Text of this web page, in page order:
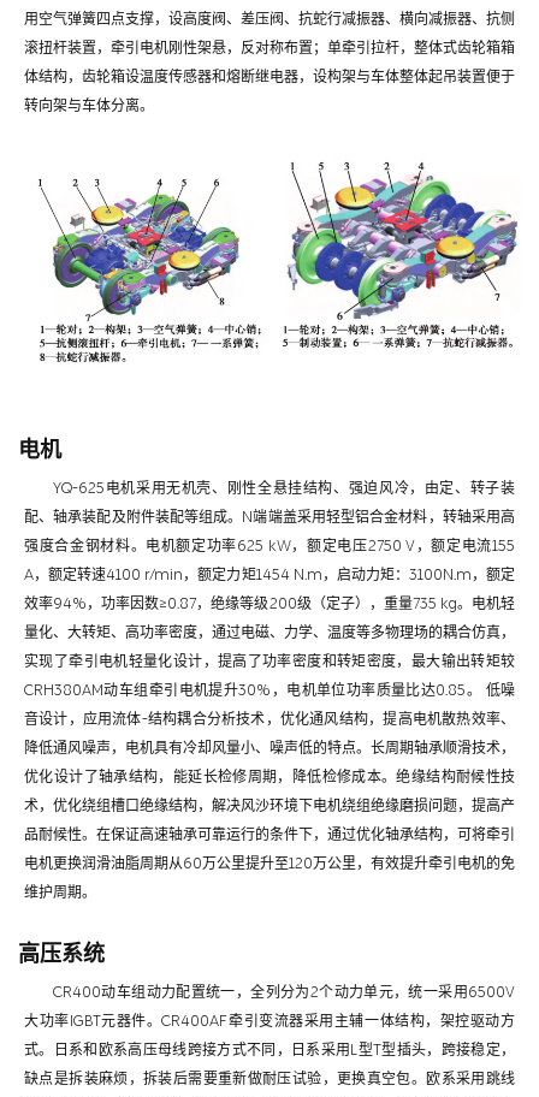
用空气弹簧四点支撑，设高度阀、差压阀、抗蛇行减振器、横向减振器、抗侧
滚扭杆装置，牵引电机刚性架悬，反对称布置；单牵引拉杆，整体式齿轮箱箱
体结构，齿轮箱设温度传感器和熔断继电器，设构架与车体整体起吊装置便于
转向架与车体分离。
电机
YQ-625电机采用无机壳、刚性全悬挂结构、强迫风冷，由定、转子装
配、轴承装配及附件装配等组成。N端端盖采用轻型铝合金材料，转轴采用高
强度合金钢材料。电机额定功率625 kW，额定电压2750 V，额定电流155
A，额定转速4100 r/min，额定力矩1454 N.m，启动力矩：3100N.m，额定
效率94%，功率因数≥0.87，绝缘等级200级（定子），重量735 kg。电机轻
量化、大转矩、高功率密度，通过电磁、力学、温度等多物理场的耦合仿真，
实现了牵引电机轻量化设计，提高了功率密度和转矩密度，最大输出转矩较
CRH380AM动车组牵引电机提升30%，电机单位功率质量比达0.85。 低噪
音设计，应用流体-结构耦合分析技术，优化通风结构，提高电机散热效率、
降低通风噪声，电机具有冷却风量小、噪声低的特点。长周期轴承顺滑技术，
优化设计了轴承结构，能延长检修周期，降低检修成本。绝缘结构耐候性技
术，优化绕组槽口绝缘结构，解决风沙环境下电机绕组绝缘磨损问题，提高产
品耐候性。在保证高速轴承可靠运行的条件下，通过优化轴承结构，可将牵引
电机更换润滑油脂周期从60万公里提升至120万公里，有效提升牵引电机的免
维护周期。
高压系统
CR400动车组动力配置统一，全列分为2个动力单元，统一采用6500V
大功率IGBT元器件。CR400AF牵引变流器采用主辅一体结构，架控驱动方
式。日系和欧系高压母线跨接方式不同，日系采用L型T型插头，跨接稳定，
缺点是拆装麻烦，拆装后需要重新做耐压试验，更换真空包。欧系采用跳线